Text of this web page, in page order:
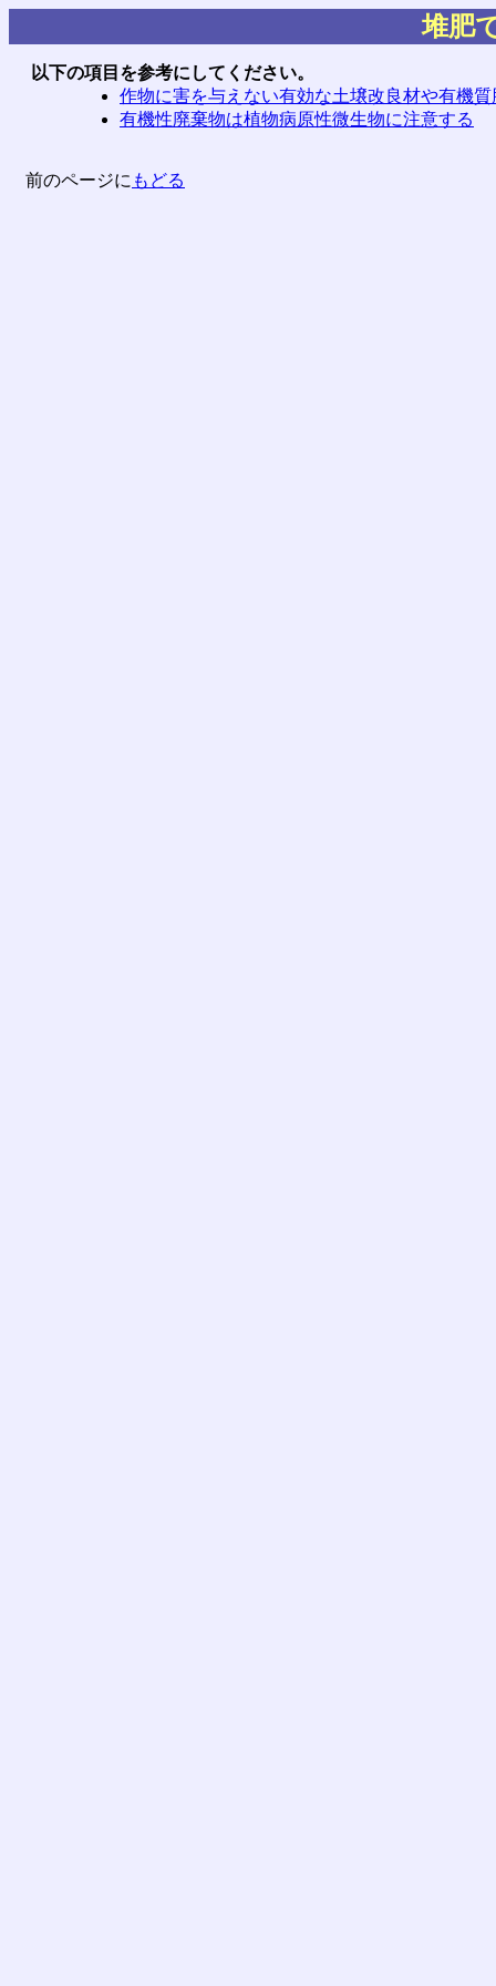
堆肥
以下の項目を参考にしてください。
作物に害を与えない有効な土壌改良材や有機
有機性廃棄物は植物病原性微生物に注意する
前のページに もどる